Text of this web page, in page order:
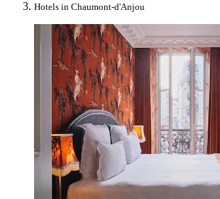
Hotels in Chaumont-d'Anjou